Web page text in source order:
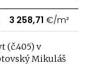
3 258,71 €/m²
(č.405) v
Mikuláš